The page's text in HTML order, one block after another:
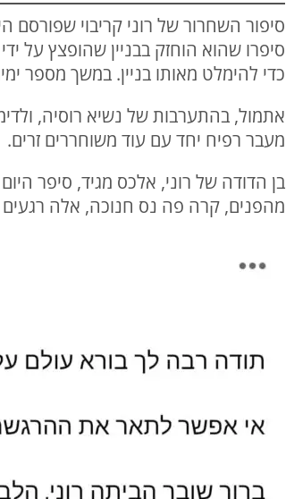
סיפרו שהוא הוחזק בבניין שהופצץ על
כדי להימלט מאותו בניין. במשך מספר
אתמול, בהתערבות של נשיא רוסיה,
מעבר רפיח יחד עם עוד משוחררים זרים.
בן הדודה של רוני, אלכס מגיד, סיפר
מהפנים, קרה פה נס חנוכה, אלה